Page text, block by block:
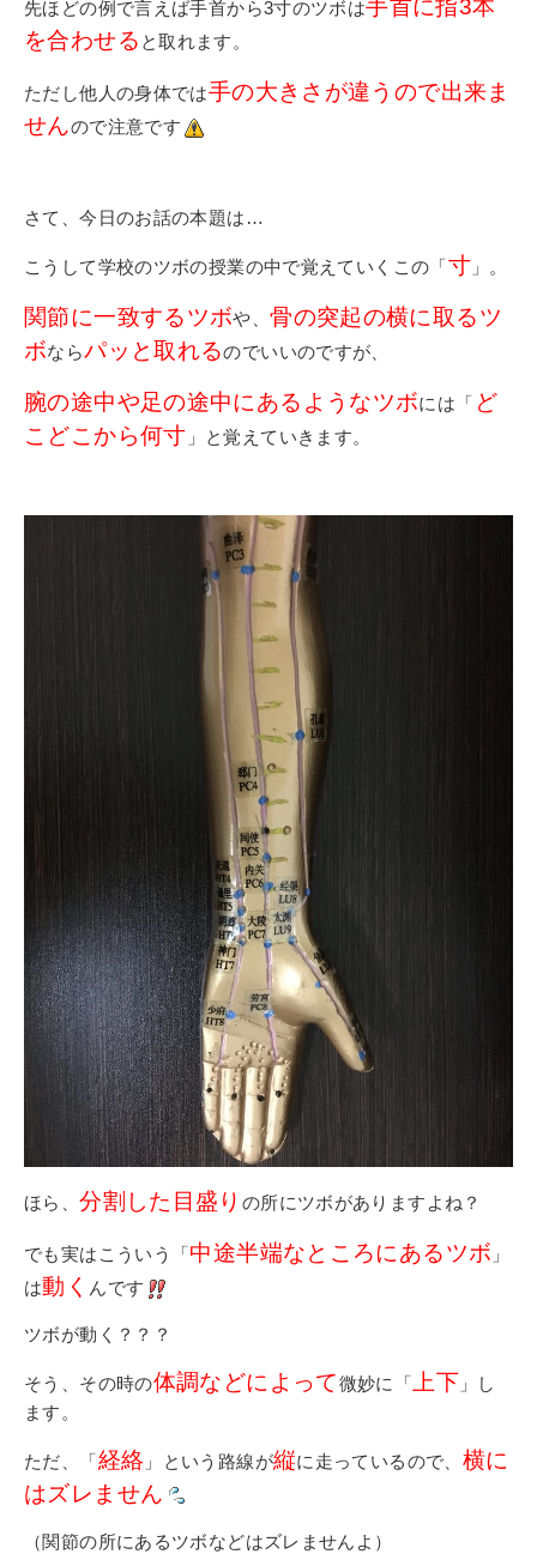
先ほどの例で言えば手首から3寸のツボは手首に指3本
を合わせる と取れます。
ただし他人の身体では手の大きさが違うので出来ま
せんので注意です
さて、今日のお話の本題は…
こうして学校のツボの授業の中で覚えていくこの「寸 」。
関節に一致するツボや、骨の突起の横に取るツ
ボならパッと取れるのでいいのですが、
腕の途中や足の途中にあるようなツボには「 ど
こどこから何寸 」と覚えていきます。
ほら、分割した目盛り の所にツボがありますよね？
でも実はこういう「中途半端なところにあるツボ 」
は動く んです
ツボが動く？？？
そう、その時の体調などによって微妙に「 上下 」し
ます。
ただ、「経絡 」という路線が縦に走っているので、 横に
はズレません
（関節の所にあるツボなどはズレませんよ）